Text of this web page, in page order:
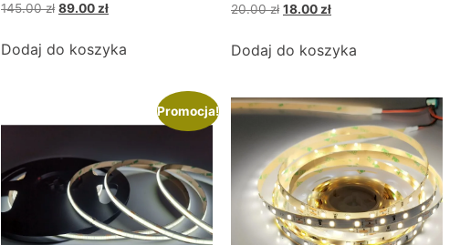
145.00zł 89.00 zł
Dodaj do koszyka
20.00zł 18.00 zł
Dodaj do koszyka
Promocja!